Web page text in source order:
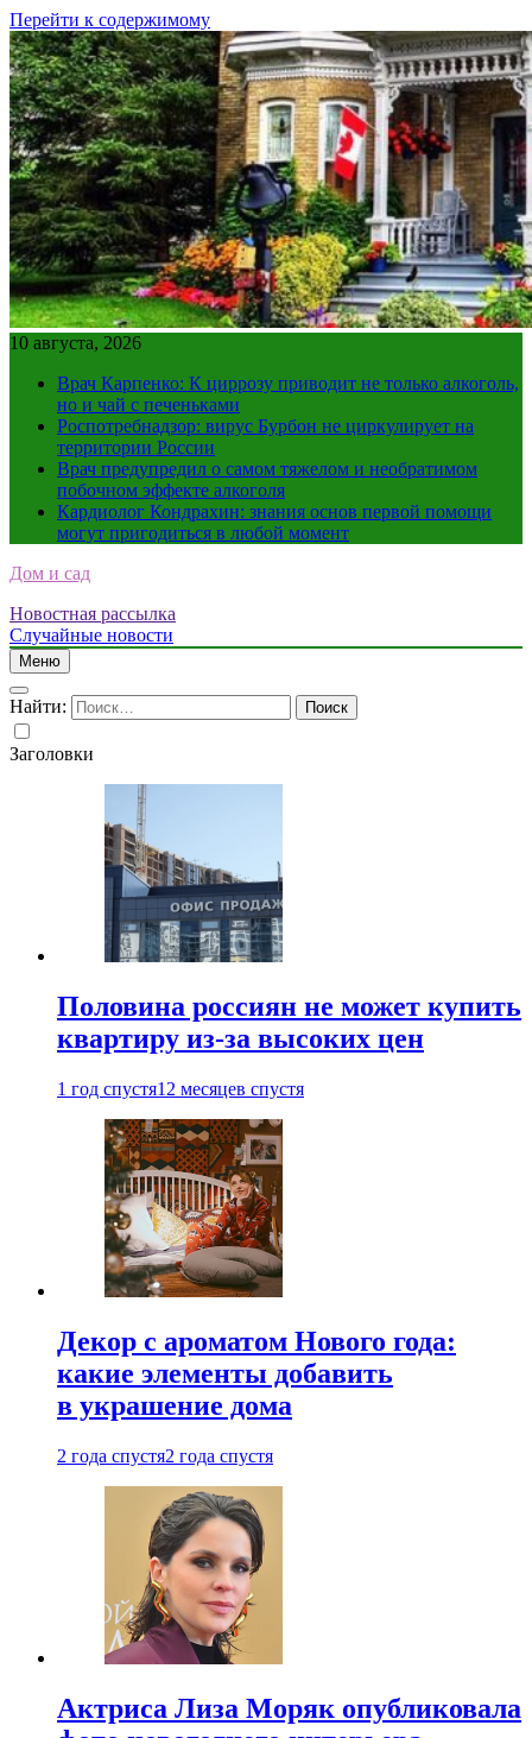
Перейти к содержимому
10 августа, 2026
Врач Карпенко: К циррозу приводит не только алкоголь,
но и чай с печеньками
Роспотребнадзор: вирус Бурбон не циркулирует на
территории России
Врач предупредил о самом тяжелом и необратимом
побочном эффекте алкоголя
Кардиолог Кондрахин: знания основ первой помощи
могут пригодиться в любой момент
Дом и сад
Новостная рассылка
Случайные новости
Меню
Найти:
Заголовки
Половина россиян не может купить
квартиру из-за высоких цен
1 год спустя12 месяцев спустя
Декор с ароматом Нового года:
какие элементы добавить
в украшение дома
2 года спустя2 года спустя
Актриса Лиза Моряк опубликовала